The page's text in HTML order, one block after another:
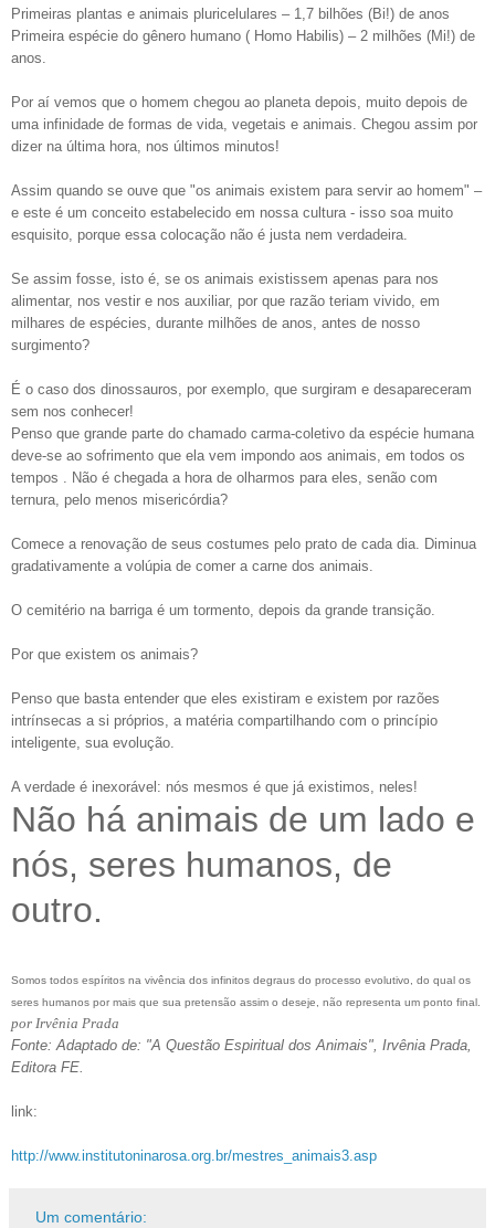
Primeiras plantas e animais pluricelulares – 1,7 bilhões (Bi!) de anos
Primeira espécie do gênero humano ( Homo Habilis) – 2 milhões (Mi!) de
anos.
Por aí vemos que o homem chegou ao planeta depois, muito depois de
uma infinidade de formas de vida, vegetais e animais. Chegou assim por
dizer na última hora, nos últimos minutos!
Assim quando se ouve que "os animais existem para servir ao homem" –
e este é um conceito estabelecido em nossa cultura - isso soa muito
esquisito, porque essa colocação não é justa nem verdadeira.
Se assim fosse, isto é, se os animais existissem apenas para nos
alimentar, nos vestir e nos auxiliar, por que razão teriam vivido, em
milhares de espécies, durante milhões de anos, antes de nosso
surgimento?
É o caso dos dinossauros, por exemplo, que surgiram e desapareceram
sem nos conhecer!
Penso que grande parte do chamado carma-coletivo da espécie humana
deve-se ao sofrimento que ela vem impondo aos animais, em todos os
tempos . Não é chegada a hora de olharmos para eles, senão com
ternura, pelo menos misericórdia?
Comece a renovação de seus costumes pelo prato de cada dia. Diminua
gradativamente a volúpia de comer a carne dos animais.
O cemitério na barriga é um tormento, depois da grande transição.
Por que existem os animais?
Penso que basta entender que eles existiram e existem por razões
intrínsecas a si próprios, a matéria compartilhando com o princípio
inteligente, sua evolução.
A verdade é inexorável: nós mesmos é que já existimos, neles!
Não há animais de um lado e
nós, seres humanos, de
outro.
Somos todos espíritos na vivência dos infinitos degraus do processo evolutivo, do qual os
seres humanos por mais que sua pretensão assim o deseje, não representa um ponto final.
por Irvênia Prada
Fonte: Adaptado de: "A Questão Espiritual dos Animais", Irvênia Prada,
Editora FE.
link:
http://www.institutoninarosa.org.br/mestres_animais3.asp
Um comentário: